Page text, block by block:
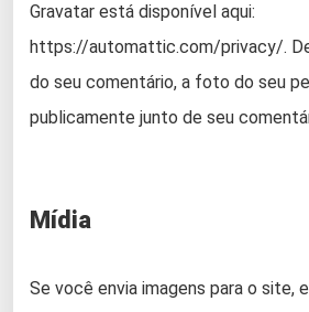
Gravatar está disponível aqui:
https://automattic.com/privacy/.
do seu comentário, a foto do seu
publicamente junto de seu
Mídia
Se você envia imagens para o site,